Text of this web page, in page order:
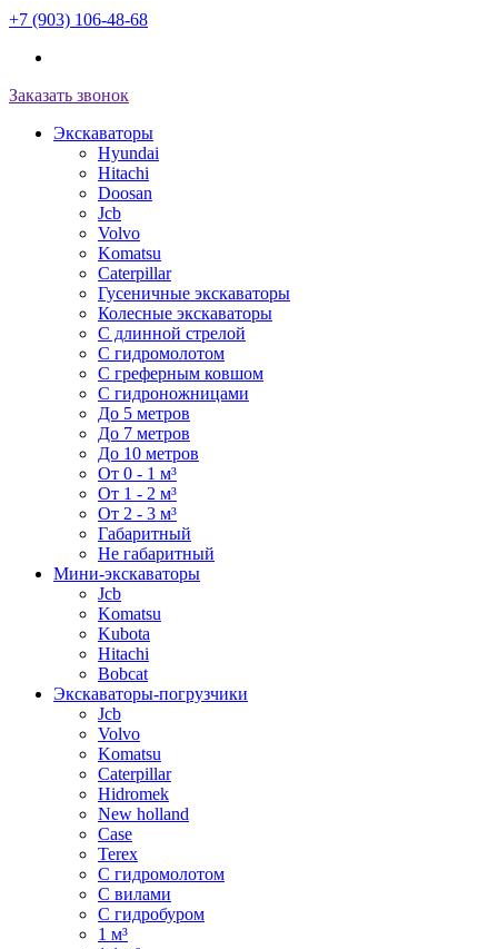
+7 (903) 106-48-68
Заказать звонок
Экскаваторы
Hyundai
Hitachi
Doosan
Jcb
Volvo
Komatsu
Caterpillar
Гусеничные экскаваторы
Колесные экскаваторы
С длинной стрелой
С гидромолотом
С греферным ковшом
С гидроножницами
До 5 метров
До 7 метров
До 10 метров
От 0 - 1 м³
От 1 - 2 м³
От 2 - 3 м³
Габаритный
Не габаритный
Мини-экскаваторы
Jcb
Komatsu
Kubota
Hitachi
Bobcat
Экскаваторы-погрузчики
Jcb
Volvo
Komatsu
Caterpillar
Hidromek
New holland
Case
Terex
С гидромолотом
С вилами
С гидробуром
1 м³